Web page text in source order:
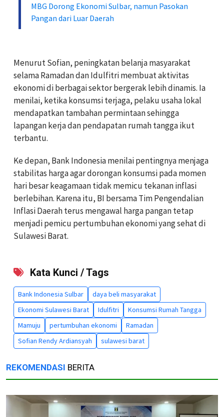
MBG Dorong Ekonomi Sulbar, namun Pasokan
Pangan dari Luar Daerah
Menurut Sofian, peningkatan belanja masyarakat
selama Ramadan dan Idulfitri membuat aktivitas
ekonomi di berbagai sektor bergerak lebih dinamis. Ia
menilai, ketika konsumsi terjaga, pelaku usaha lokal
mendapatkan tambahan permintaan sehingga
lapangan kerja dan pendapatan rumah tangga ikut
terbantu.
Ke depan, Bank Indonesia menilai pentingnya menjaga
stabilitas harga agar dorongan konsumsi pada momen
hari besar keagamaan tidak memicu tekanan inflasi
berlebihan. Karena itu, BI bersama Tim Pengendalian
Inflasi Daerah terus mengawal harga pangan tetap
menjadi pemicu pertumbuhan ekonomi yang sehat di
Sulawesi Barat.
Kata Kunci / Tags
Bank Indonesia Sulbar
daya beli masyarakat
Ekonomi Sulawesi Barat
Idulfitri
Konsumsi Rumah Tangga
Mamuju
pertumbuhan ekonomi
Ramadan
Sofian Rendy Ardiansyah
sulawesi barat
REKOMENDASI BERITA